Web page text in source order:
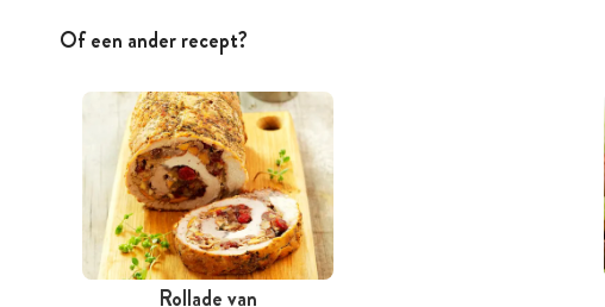
Of een ander recept?
Rollade van